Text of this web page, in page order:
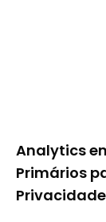
Analytics
Primários
Privacidade